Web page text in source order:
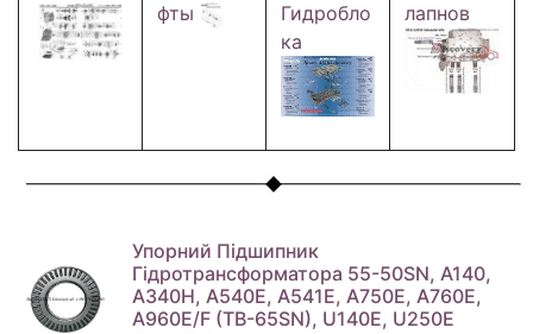
фты
Гидробло
ка
лапнов
Упорний Підшипник
Гідротрансформатора 55-50SN, A140,
A340H, A540E, A541E, A750E, A760E,
A960E/F (TB-65SN), U140E, U250E